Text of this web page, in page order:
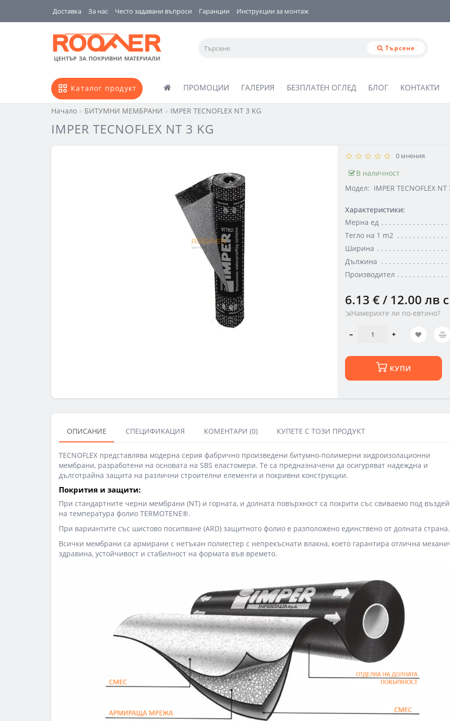
Доставка За нас Често задавани въпроси Гаранции Инструкции за монтаж
Търсене
Каталог продукт ПРОМОЦИИ ГАЛЕРИЯ БЕЗПЛАТЕН ОГЛЕД БЛОГ КОНТАКТИ
Начало БИТУМНИ МЕМБРАНИ IMPER TECNOFLEX NT 3 KG
IMPER TECNOFLEX NT 3 KG
0 мнения
В наличност
Модел: IMPER TECNOFLEX NT
Характеристики:
Мерна ед
Тегло на 1 m2
Ширина
Дължина
Производител
6.13 € / 12.00 лв
⇲Намерихте ли по-евтино?
КУПИ
ОПИСАНИЕ СПЕЦИФИКАЦИЯ КОМЕНТАРИ (0) КУПЕТЕ С ТОЗИ ПРОДУКТ
TECNOFLEX представлява модерна серия фабрично произведени битумно-полимерни хидроизолационни
мембрани, разработени на основата на SBS еластомери. Те са предназначени да осигуряват надеждна и
дълготрайна защита на различни строителни елементи и покривни конструкции.
Покрития и защити:
При стандартните черни мембрани (NT) и горната, и долната повърхност са покрити със свиваемо под
на температура фолио TERMOTENE®.
При вариантите със шистово посипване (ARD) защитното фолио е разположено единствено от долната страна.
Всички мембрани са армирани с нетъкан полиестер с непрекъснати влакна, което гарантира отлична
здравина, устойчивост и стабилност на формата във времето.